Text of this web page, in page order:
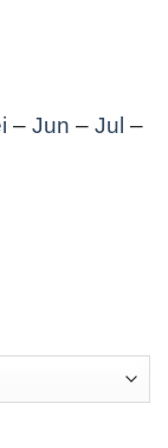
– Jun – Jul –